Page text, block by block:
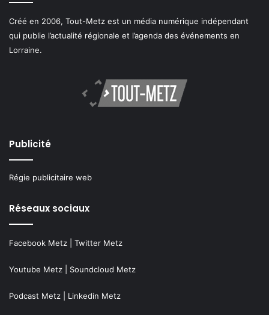
Créé en 2006, Tout-Metz est un média numérique indépendant
qui publie l’actualité régionale et l’agenda des événements en
Lorraine.
Publicité
Régie publicitaire web
Réseaux sociaux
Facebook Metz Twitter Metz
Youtube Metz Soundcloud Metz
Podcast Metz Linkedin Metz